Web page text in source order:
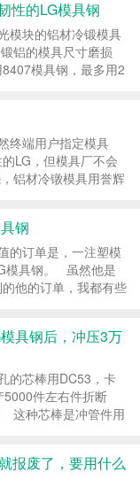
性的LG模具钢
模块的铝材冷锻模具
铝的模具尺寸磨损
模具钢，最多用2
出来的...
终端用户指定模具
LG，但模具厂不会
铝材冷镦模具用誉辉
钢
的订单是，一注塑模
模具钢。 虽然他是
他的订单，我都有些
具钢后，冲压3万
的芯棒用DC53，卡
件左右件折断
这种芯棒是冲管件用
报废了，要用什么